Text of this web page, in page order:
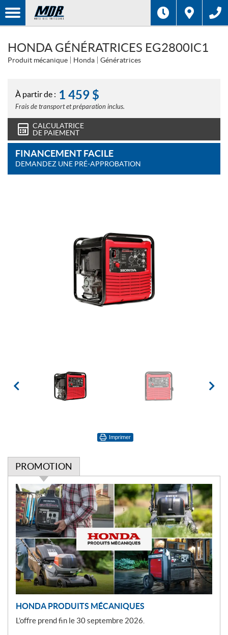
HONDA GÉNÉRATRICES EG2800IC1
Produit mécanique Honda Génératrices
À partir de : 1 459 $
Frais de transport et préparation inclus.
CALCULATRICE
DE PAIEMENT
FINANCEMENT FACILE
DEMANDEZ UNE PRÉ-APPROBATION
Imprimer
PROMOTION
P
r
o
m
o
t
i
o
n
HONDA PRODUITS MÉCANIQUES
L’offre prend fin le 30 septembre 2026.